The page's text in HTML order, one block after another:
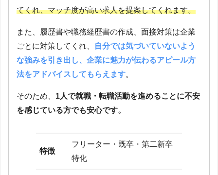
てくれ、マッチ度が高い求人を提案してくれます。
また、履歴書や職務経歴書の作成、面接対策は企業
ごとに対策してくれ、
自分では気づいていないよう
な強みを引き出し、企業に魅力が伝わるアピール方
法をアドバイスしてもらえます。
そのため、 1人で就職・転職活動を進めることに不安
を感じている方でも安心です。
特徴
フリーター・既卒・第二新卒
特化